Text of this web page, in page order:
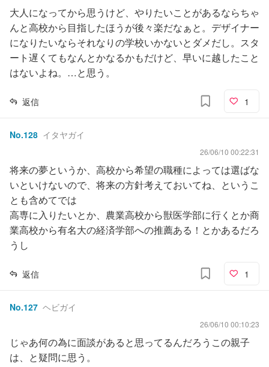
大人になってから思うけど、やりたいことがあるならちゃ
んと高校から目指したほうが後々楽だなぁと。デザイナー
になりたいならそれなりの学校いかないとダメだし。スタ
ート遅くてもなんとかなるかもだけど、早いに越したこと
はないよね。…と思う。
返信 1
No.128 イタヤガイ
26/06/10 00:22:31
将来の夢というか、高校から希望の職種によっては選ばな
いといけないので、将来の方針考えておいてね、というこ
とも含めてでは
高専に入りたいとか、農業高校から獣医学部に行くとか商
業高校から有名大の経済学部への推薦ある！とかあるだろ
うし
返信 1
No.127 ヘビガイ
26/06/10 00:10:23
じゃあ何の為に面談があると思ってるんだろうこの親子
は、と疑問に思う。